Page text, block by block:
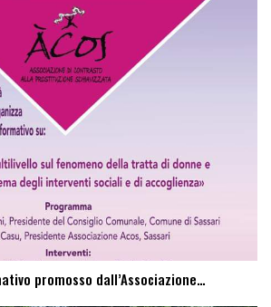
promosso dall’Associazione…